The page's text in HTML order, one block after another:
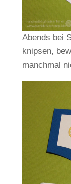
Abends bei
knipsen,
manchmal